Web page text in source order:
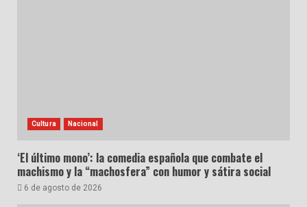
Cultura Nacional
‘El último mono’: la comedia española que combate el
machismo y la “machosfera” con humor y sátira social
6 de agosto de 2026